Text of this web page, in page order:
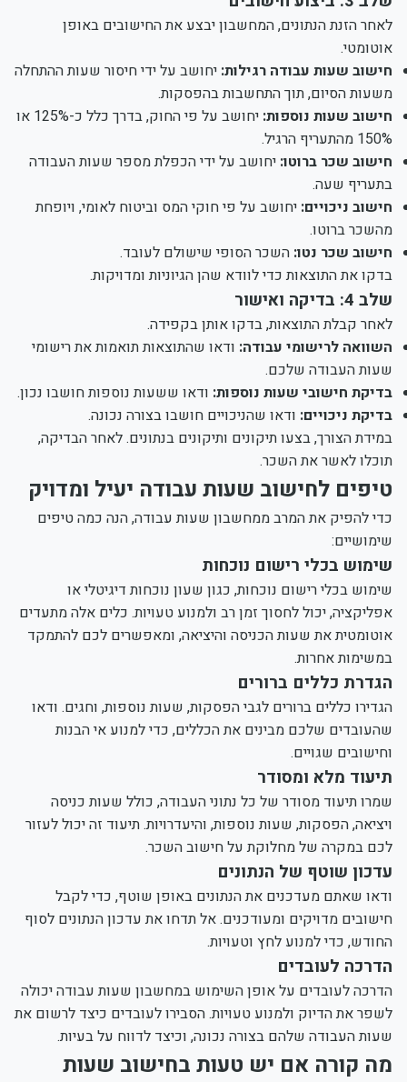
לאחר הזנת הנתונים, המחשבון יבצע את החישובים באופן
אוטומטי.
חישוב שעות עבודה רגילות: יחושב על ידי חיסור שעות ההתחלה
משעות הסיום, תוך התחשבות בהפסקות.
חישוב שעות נוספות:
יחושב על פי החוק, בדרך כלל כ-125% או
150% מהתעריף הרגיל.
חישוב שכר ברוטו: יחושב על ידי הכפלת מספר שעות העבודה
בתעריף שעה.
חישוב ניכויים: יחושב על פי חוקי המס וביטוח לאומי, ויופחת
מהשכר ברוטו.
חישוב שכר נטו: השכר הסופי שישולם לעובד.
בדקו את התוצאות כדי לוודא שהן הגיוניות ומדויקות.
שלב 4: בדיקה ואישור
לאחר קבלת התוצאות, בדקו אותן בקפידה.
השוואה לרישומי עבודה: ודאו שהתוצאות תואמות את רישומי
שעות העבודה שלכם.
בדיקת חישובי שעות נוספות: ודאו ששעות נוספות חושבו נכון.
בדיקת ניכויים: ודאו שהניכויים חושבו בצורה נכונה.
במידת הצורך, בצעו תיקונים ותיקונים בנתונים. לאחר הבדיקה,
תוכלו לאשר את השכר.
טיפים לחישוב שעות עבודה יעיל ומדויק
כדי להפיק את המרב ממחשבון שעות עבודה, הנה כמה טיפים
שימושיים:
שימוש בכלי רישום נוכחות
שימוש בכלי רישום נוכחות, כגון שעון נוכחות דיגיטלי או
אפליקציה, יכול לחסוך זמן רב ולמנוע טעויות. כלים אלה מתעדים
אוטומטית את שעות הכניסה והיציאה, ומאפשרים לכם להתמקד
במשימות אחרות.
הגדרת כללים ברורים
הגדירו כללים ברורים לגבי הפסקות, שעות נוספות, וחגים. ודאו
שהעובדים שלכם מבינים את הכללים, כדי למנוע אי הבנות
וחישובים שגויים.
תיעוד מלא ומסודר
שמרו תיעוד מסודר של כל נתוני העבודה, כולל שעות כניסה
ויציאה, הפסקות, שעות נוספות, והיעדרויות. תיעוד זה יכול לעזור
לכם במקרה של מחלוקת על חישוב השכר.
עדכון שוטף של הנתונים
ודאו שאתם מעדכנים את הנתונים באופן שוטף, כדי לקבל
חישובים מדויקים ומעודכנים. אל תדחו את עדכון הנתונים לסוף
החודש, כדי למנוע לחץ וטעויות.
הדרכה לעובדים
הדרכה לעובדים על אופן השימוש במחשבון שעות עבודה יכולה
לשפר את הדיוק ולמנוע טעויות. הסבירו לעובדים כיצד לרשום את
שעות העבודה שלהם בצורה נכונה, וכיצד לדווח על בעיות.
מה קורה אם יש טעות בחישוב שעות